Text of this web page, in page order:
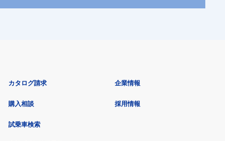
カタログ請求
購入相談
試乗車検索
企業情報
採用情報